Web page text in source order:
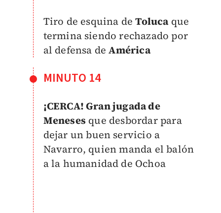
Tiro de esquina deTolucaque
termina siendo rechazado por
al defensa deAmérica
MINUTO 14
¡CERCA! Gran jugada de
Meneses que desbordar para
dejar un buen servicio a
Navarro, quien manda el balón
a la humanidad de Ochoa